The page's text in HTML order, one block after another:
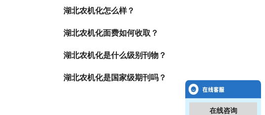
湖北农机化怎么样？
湖北农机化面费如何收取？
湖北农机化是什么级别刊物？
湖北农机化是国家级期刊吗？
在线咨询